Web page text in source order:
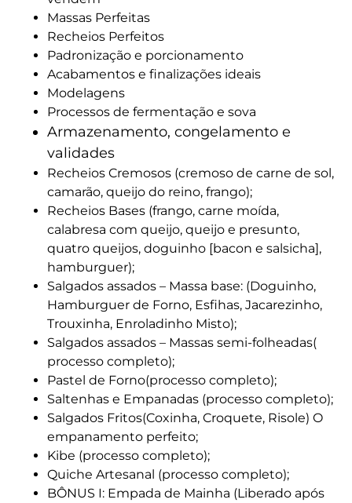
Massas Perfeitas
Recheios Perfeitos
Padronização e porcionamento
Acabamentos e finalizações ideais
Modelagens
Processos de fermentação e sova
Armazenamento, congelamento e
validades
Recheios Cremosos (cremoso de carne de sol,
camarão, queijo do reino, frango);
Recheios Bases (frango, carne moída,
calabresa com queijo, queijo e presunto,
quatro queijos, doguinho [bacon e salsicha],
hamburguer);
Salgados assados – Massa base: (Doguinho,
Hamburguer de Forno, Esfihas, Jacarezinho,
Trouxinha, Enroladinho Misto);
Salgados assados – Massas semi-folheadas(
processo completo);
Pastel de Forno(processo completo);
Saltenhas e Empanadas (processo completo);
Salgados Fritos(Coxinha, Croquete, Risole) O
empanamento perfeito;
Kibe (processo completo);
Quiche Artesanal (processo completo);
BÔNUS I: Empada de Mainha (Liberado após